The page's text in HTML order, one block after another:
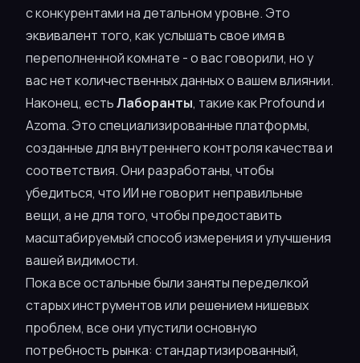
с конкурентами на детальном уровне. Это
эквивалент того, как услышать свое имя в
переполненной комнате - о вас говорили, но у
вас нет количественных данных о вашем влиянии.
Наконец, естьЛаборанты, такие как Profound и
Azoma. Это специализированные платформы,
созданные для внутреннего контроля качества и
соответствия. Они разработаны, чтобы
убедиться, что ИИ не говоритнеправильные
вещи, а не для того, чтобы предоставить
масштабируемый способ измерения и улучшения
вашей видимости.
Пока все остальные были заняты переделкой
старых инструментов или решением нишевых
проблем, все они упустили основную
потребность рынка: стандартизированный,